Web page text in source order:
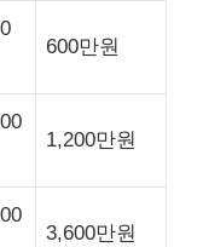
600만원
1,200만원
3,600만원